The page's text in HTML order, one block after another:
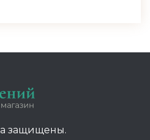
защищены.